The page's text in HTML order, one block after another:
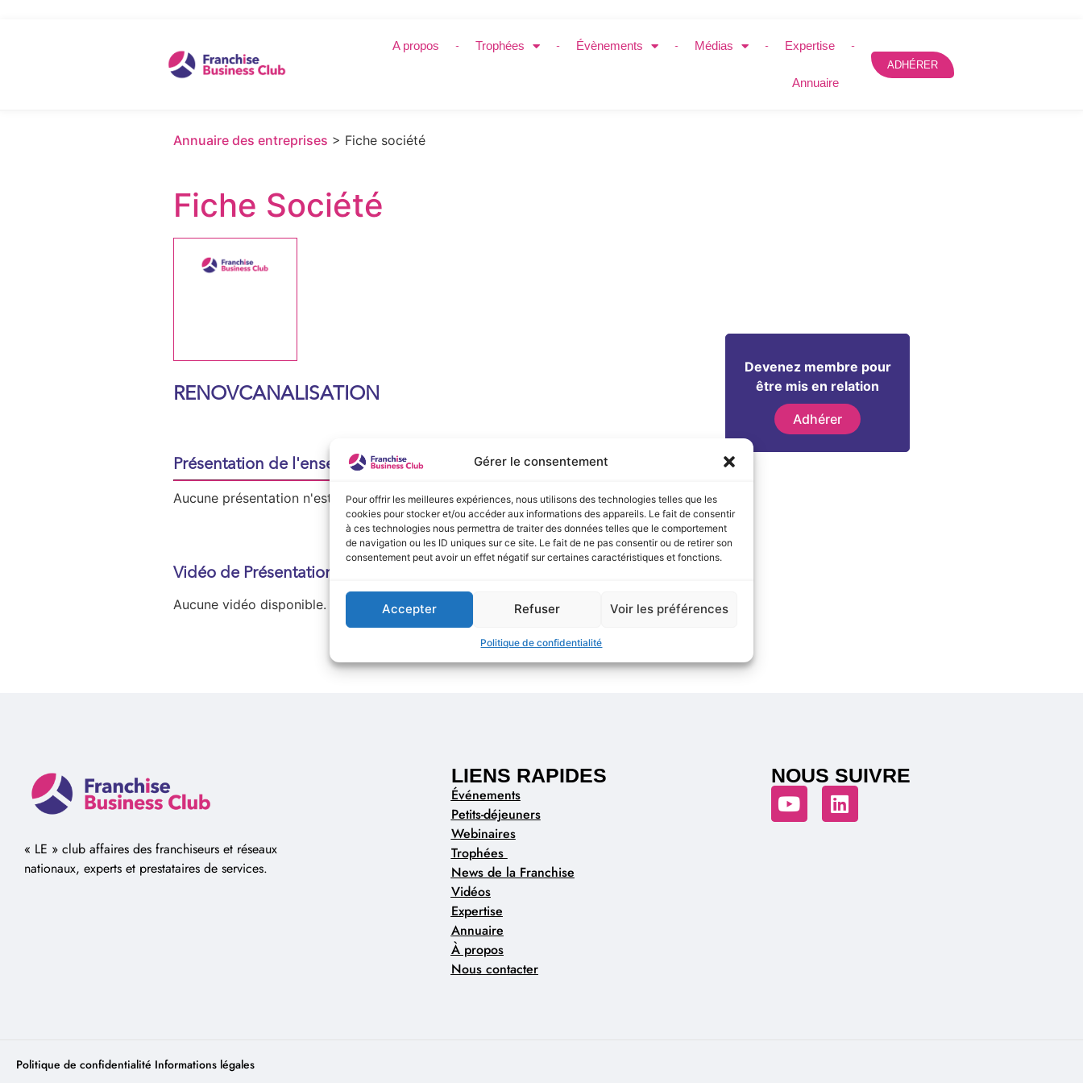
Gérer le consentement
Pour offrir les meilleures expériences, nous utilisons des technologies telles que les
cookies pour stocker et/ou accéder aux informations des appareils. Le fait de consentir
à ces technologies nous permettra de traiter des données telles que le comportement
de navigation ou les ID uniques sur ce site. Le fait de ne pas consentir ou de retirer son
consentement peut avoir un effet négatif sur certaines caractéristiques et fonctions.
Accepter Refuser Voir les préférences
Politique de confidentialité
A propos Trophées Évènements Médias Expertise
Annuaire
ADHÉRER
Annuaire des entreprises > Fiche société
Devenez membre pour
être mis en relation
Adhérer
Fiche Société
RENOVCANALISATION
Présentation de l'enseigne :
Aucune présentation n'est disponible actuellement !
Vidéo de Présentation
Aucune vidéo disponible.
« LE » club affaires des franchiseurs et réseaux
nationaux, experts et prestataires de services.
LIENS RAPIDES
Événements
Petits-déjeuners
Webinaires
Trophées
News de la Franchise
Vidéos
Expertise
Annuaire
À propos
Nous contacter
NOUS SUIVRE
Politique de confidentialité Informations légales